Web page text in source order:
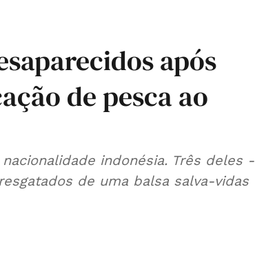
após
de pesca ao
indonésia. Três deles -
de uma balsa salva-vidas